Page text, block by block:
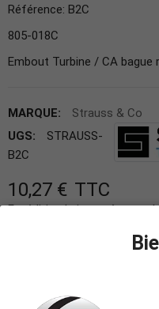
Référence: B2C
805-018C
Embout Turbine / CA bague
MARQUE:
Strauss & Co
UGS:
STRAUSS-
B2C
10,27 € TTC
Expédition le jour même ou
Ajouter à la liste des